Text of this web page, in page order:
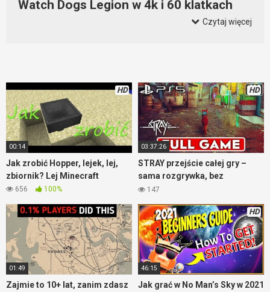
Watch Dogs Legion w 4k i 60 klatkach
brakuje do części pierwszej. Ale może to wina tego, że
człowiek się trochę zestarzał? A może dlatego, że aby grać w
takiej rozdziałce to trzeba mieć potężny sprzęt? No nic, fajnie
jest czasem popatrzeć jak inni grają.
Czytaj więcej
HD
00:14
Jak zrobić Hopper, lejek, lej,
zbiornik? Lej Minecraft
656 100%
HD
03:37:26
STRAY przejście całej gry –
sama rozgrywka, bez
komentarza
147
01:49
Zajmie to 10+ lat, zanim zdasz
HD
46:15
Jak grać w No Man’s Sky w 2021